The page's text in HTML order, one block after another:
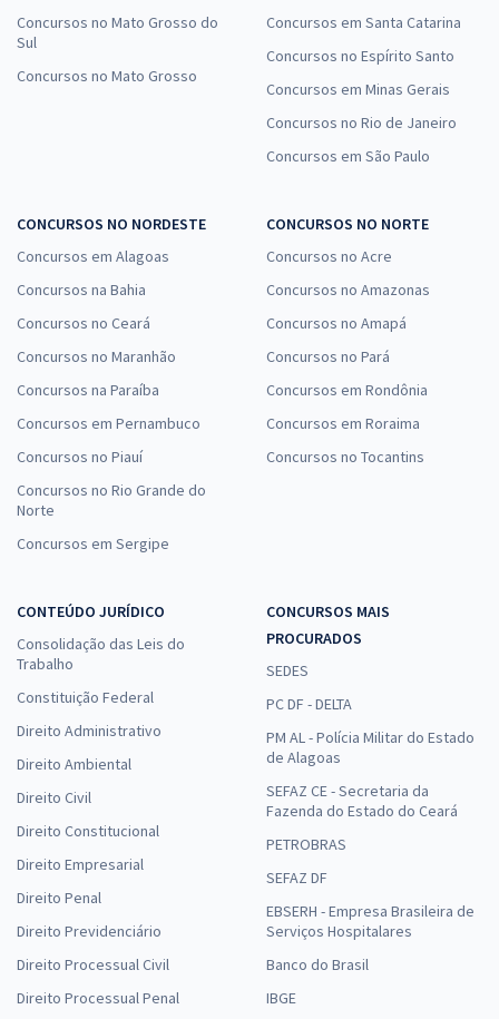
Concursos no Mato Grosso do
Sul
Concursos no Mato Grosso
Concursos em Santa Catarina
Concursos no Espírito Santo
Concursos em Minas Gerais
Concursos no Rio de Janeiro
Concursos em São Paulo
CONCURSOS NO NORDESTE
Concursos em Alagoas
Concursos na Bahia
Concursos no Ceará
Concursos no Maranhão
Concursos na Paraíba
Concursos em Pernambuco
Concursos no Piauí
Concursos no Rio Grande do
Norte
Concursos em Sergipe
CONCURSOS NO NORTE
Concursos no Acre
Concursos no Amazonas
Concursos no Amapá
Concursos no Pará
Concursos em Rondônia
Concursos em Roraima
Concursos no Tocantins
CONTEÚDO JURÍDICO
Consolidação das Leis do
Trabalho
Constituição Federal
Direito Administrativo
Direito Ambiental
Direito Civil
Direito Constitucional
Direito Empresarial
Direito Penal
Direito Previdenciário
Direito Processual Civil
Direito Processual Penal
CONCURSOS MAIS
PROCURADOS
SEDES
PC DF - DELTA
PM AL - Polícia Militar do Estado
de Alagoas
SEFAZ CE - Secretaria da
Fazenda do Estado do Ceará
PETROBRAS
SEFAZ DF
EBSERH - Empresa Brasileira de
Serviços Hospitalares
Banco do Brasil
IBGE